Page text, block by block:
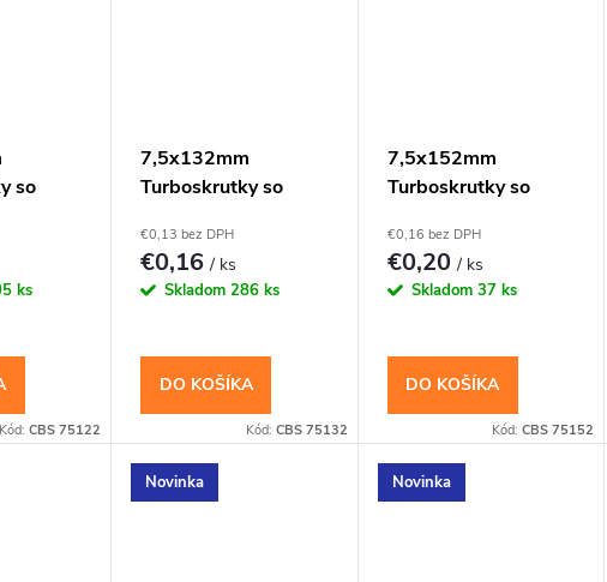
so
ks
Kód: CBS 75122
7,5x132mm
Turboskrutky so
TX30
€0,13 bez DPH
€0,16/ ks
Skladom 286 ks
DO KOŠÍKA
Kód: CBS 75132
7,5x152mm
Turboskrutky so
TX30
€0,16 bez DPH
€0,20/ ks
Skladom 37 ks
DO KOŠÍKA
Kód:CBS 75152
Novinka Novinka